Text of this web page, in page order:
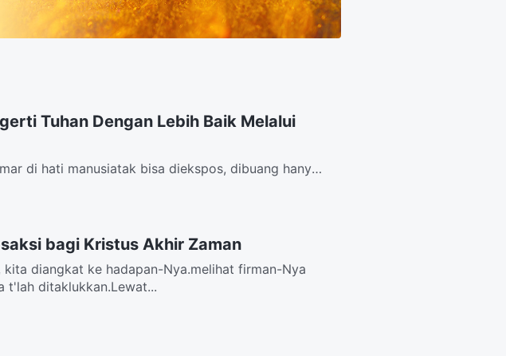
Tuhan Dengan Lebih Baik Melalui
di hati manusiatak bisa diekspos, dibuang hanya
bagi Kristus Akhir Zaman
kita diangkat ke hadapan-Nya.melihat firman-Nya
t'lah ditaklukkan.Lewat...